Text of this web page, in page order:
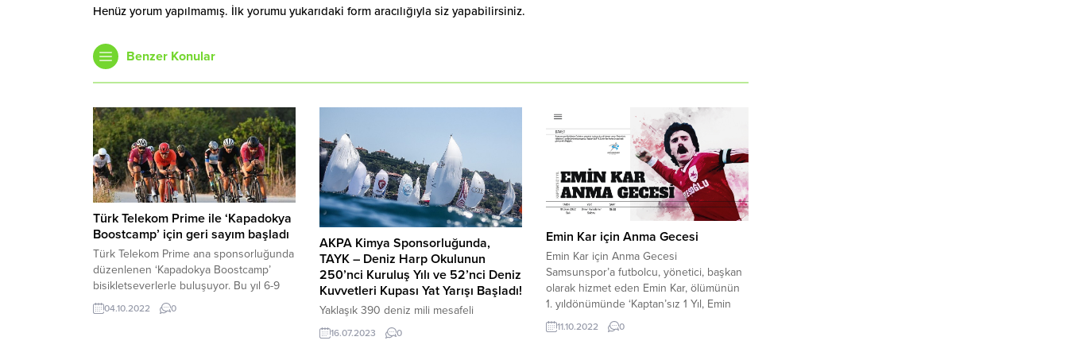
Henüz yorum yapılmamış. İlk yorumu yukarıdaki form aracılığıyla siz yapabilirsiniz.
Benzer Konular
Türk Telekom Prime ile ‘Kapadokya
Boostcamp’ için geri sayım başladı
Türk Telekom Prime ana sponsorluğunda
düzenlenen ‘Kapadokya Boostcamp’
bisikletseverlerle buluşuyor. Bu yıl 6-9
Ekim tarihlerinde düzenlenecek etkinlik
kapsamında; Türkiye’de ilk kez açılacak
04.10.2022 0
AKPA Kimya Sponsorluğunda,
TAYK – Deniz Harp Okulunun
250’nci Kuruluş Yılı ve 52’nci Deniz
Kuvvetleri Kupası Yat Yarışı Başladı!
Yaklaşık 390 deniz mili mesafeli
Türkiye’nin en prestijli ve uzun rotalı açık
deniz yat yarışı AKPA Kimya
16.07.2023 0
Emin Kar için Anma Gecesi
Emin Kar için Anma Gecesi
Samsunspor’a futbolcu, yönetici, başkan
olarak hizmet eden Emin Kar, ölümünün
1. yıldönümünde ‘Kaptan’sız 1 Yıl, Emin
Kar Anma Gecesi’ etkinliğiyle anılacak. 18
EKİM SALI AKŞAMI SAAT 19:00’DA
11.10.2022 0